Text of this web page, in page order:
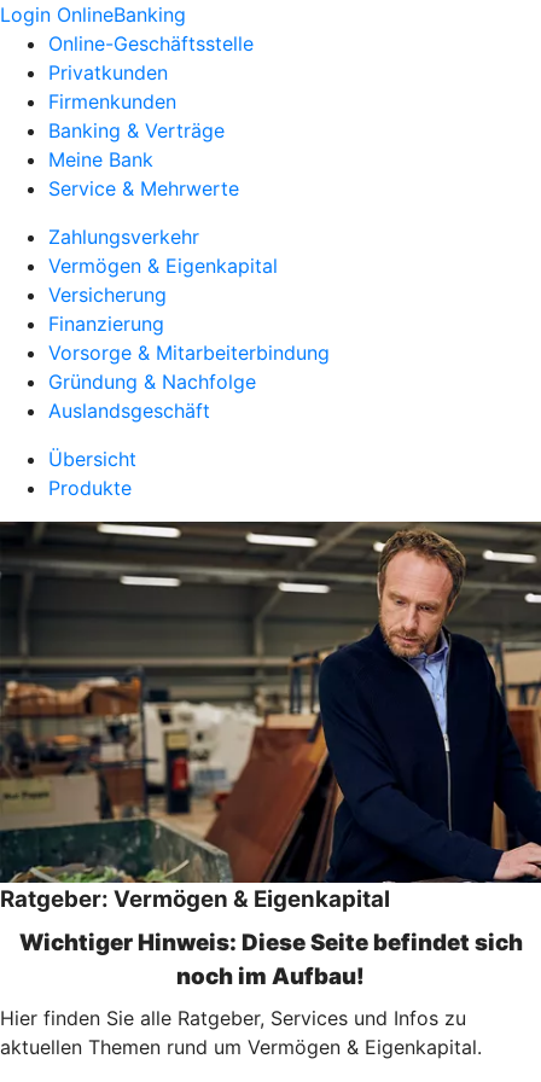
Login OnlineBanking
Online-Geschäftsstelle
Privatkunden
Firmenkunden
Banking & Verträge
Meine Bank
Service & Mehrwerte
Zahlungsverkehr
Vermögen & Eigenkapital
Versicherung
Finanzierung
Vorsorge & Mitarbeiterbindung
Gründung & Nachfolge
Auslandsgeschäft
Übersicht
Produkte
Ratgeber: Vermögen & Eigenkapital
Wichtiger Hinweis: Diese Seite befindet sich
noch im Aufbau!
Hier finden Sie alle Ratgeber, Services und Infos zu
aktuellen Themen rund um Vermögen & Eigenkapital.